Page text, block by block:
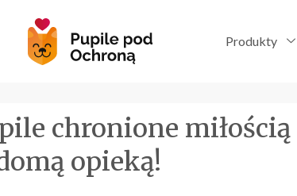
Produkty
chronione miłością
opieką!